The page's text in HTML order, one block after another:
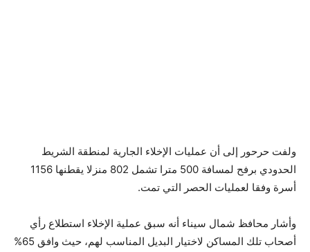
ولفت حرحور إلى أن عمليات الإخلاء الجارية لمنطقة الشريط
الحدودي برفح لمسافة 500 مترا تشمل 802 منزلا يقطنها 1156
أسرة وفقا لعمليات الحصر التي تمت.
وأشار محافظ شمال سيناء أنه سبق عملية الإخلاء استطلاع رأي
أصحاب تلك المساكن لاختيار البديل المناسب لهم، حيث وافق 65%